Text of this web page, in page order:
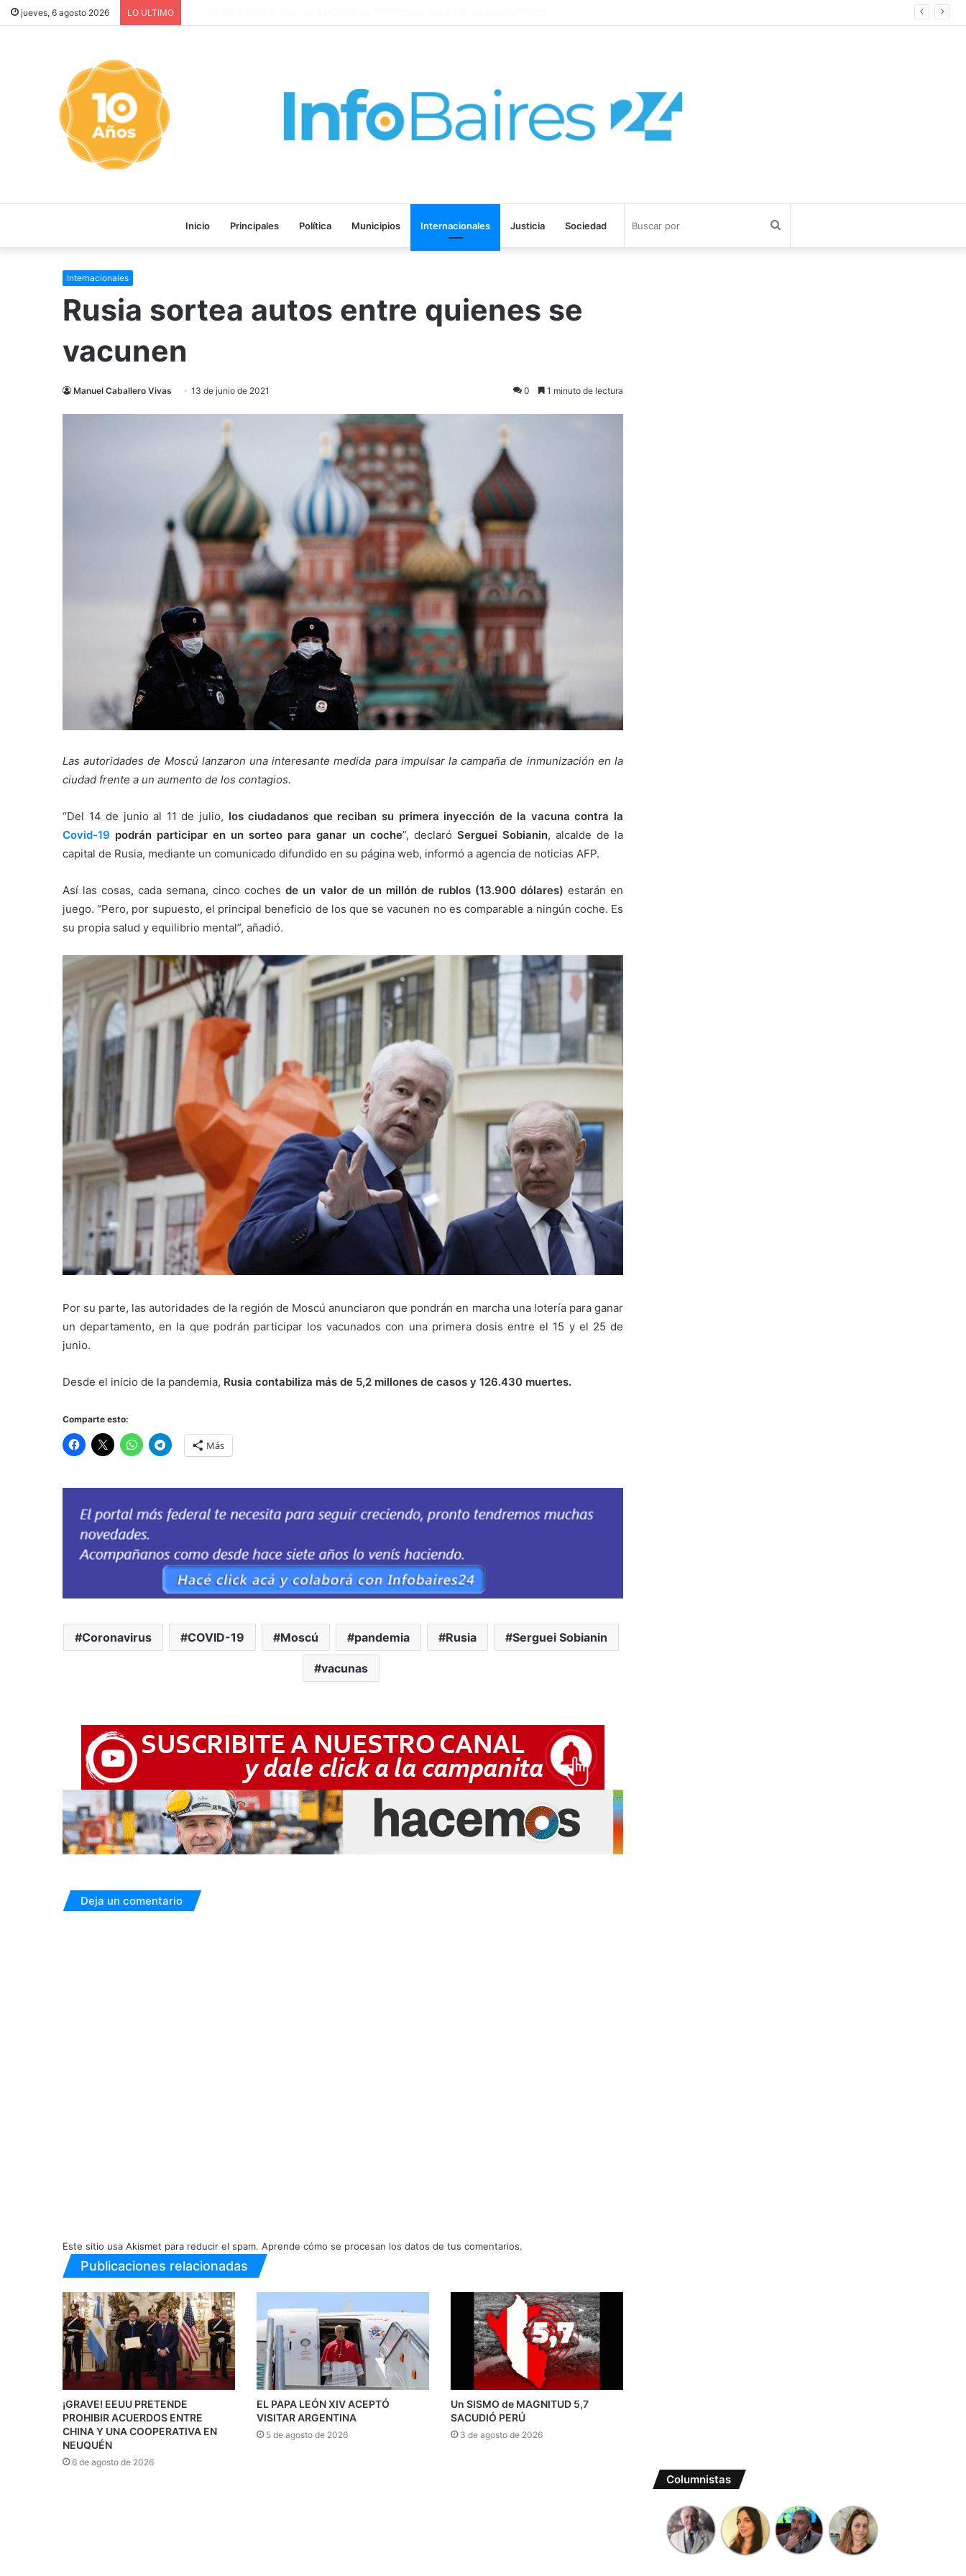
jueves, 6 agosto 2026 LO ULTIMO
Inicio Principales Política Municipios Internacionales Justicia Sociedad
Internacionales
Rusia sortea autos entre quienes se
vacunen
Manuel Caballero Vivas 13 de junio de 2021 0 1 minuto de lectura
Las autoridades de Moscú lanzaron una interesante medida para impulsar la campaña de inmunización en la
ciudad frente a un aumento de los contagios.
“Del 14 de junio al 11 de julio, los ciudadanos que reciban su primera inyección de la vacuna contra la
Covid-19 podrán participar en un sorteo para ganar un coche”, declaró Serguei Sobianin, alcalde de la
capital de Rusia, mediante un comunicado difundido en su página web, informó a agencia de noticias AFP.
Así las cosas, cada semana, cinco coches de un valor de un millón de rublos (13.900 dólares) estarán en
juego. “Pero, por supuesto, el principal beneficio de los que se vacunen no es comparable a ningún coche. Es
su propia salud y equilibrio mental”, añadió.
Por su parte, las autoridades de la región de Moscú anunciaron que pondrán en marcha una lotería para ganar
un departamento, en la que podrán participar los vacunados con una primera dosis entre el 15 y el 25 de
junio.
Desde el inicio de la pandemia, Rusia contabiliza más de 5,2 millones de casos y 126.430 muertes.
Comparte esto:
Más
Coronavirus COVID-19 Moscú pandemia Rusia Serguei Sobianin
vacunas
Deja un comentario
Este sitio usa Akismet para reducir el spam. Aprende cómo se procesan los datos de tus comentarios.
Publicaciones relacionadas
¡GRAVE! EEUU PRETENDE
PROHIBIR ACUERDOS ENTRE
CHINA Y UNA COOPERATIVA EN
NEUQUÉN
6 de agosto de 2026
EL PAPA LEÓN XIV ACEPTÓ
VISITAR ARGENTINA
5 de agosto de 2026
Un SISMO de MAGNITUD 5,7
SACUDIÓ PERÚ
3 de agosto de 2026
Columnistas